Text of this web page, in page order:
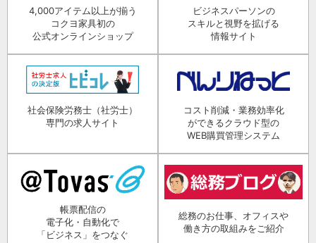
4,000アイテム以上が揃う
コクヨ家具初の
公式オンラインショップ
ビジネスパーソンの
スキルと視野を拡げる
情報サイト
社会保険労務士（社労士）
専門の求人サイト
コスト削減・業務効率化
ができるクラウド型の
WEB購買管理システム
帳票配信の
電子化・自動化で
「ビジネス」をつなぐ
総務のお仕事、オフィスや
働き方の取組みをご紹介